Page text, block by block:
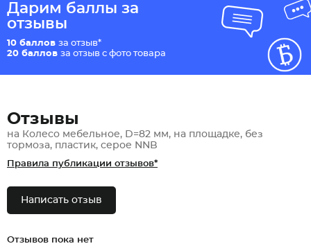
Дарим баллы за
отзывы
10 баллов за отзыв*
20 баллов за отзыв с фото товара
Отзывы
на Колесо мебельное, D=82 мм, на площадке, без
тормоза, пластик, серое NNB
Правила публикации отзывов*
Написать отзыв
Отзывов пока нет